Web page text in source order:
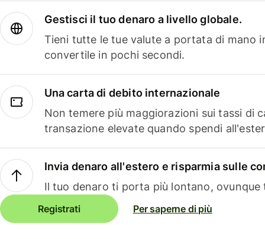
Gestisci il tuo denaro a livello globale.
Tieni tutte le tue valute a portata di mano
convertile in pochi secondi.
Una carta di debito internazionale
Non temere più maggiorazioni sui tassi di
transazione elevate quando spendi
Invia denaro all'estero e risparmia sulle
Il tuo denaro ti porta più lontano, ovunque
Registrati Per saperne di più